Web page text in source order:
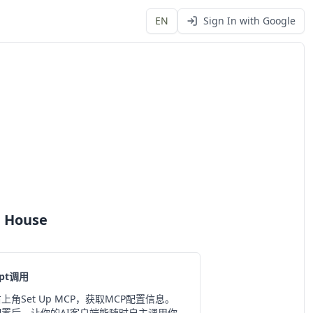
EN Sign In with Google
调用
角Set Up MCP，获取MCP配置信息。